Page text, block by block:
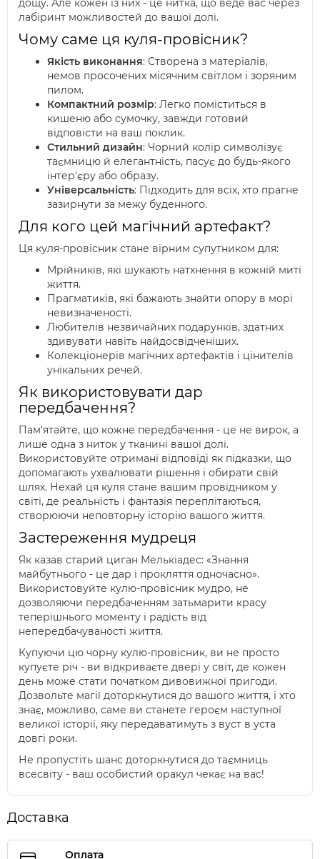
дощу. Але кожен із них - це нитка, що веде вас через
лабіринт можливостей до вашої долі.
Чому саме ця куля-провісник?
Якість виконання: Створена з матеріалів,
немов просочених місячним світлом і зоряним
пилом.
Компактний розмір: Легко поміститься в
кишеню або сумочку, завжди готовий
відповісти на ваш поклик.
Стильний дизайн: Чорний колір символізує
таємницю й елегантність, пасує до будь-якого
інтер'єру або образу.
Універсальність: Підходить для всіх, хто прагне
зазирнути за межу буденного.
Для кого цей магічний артефакт?
Ця куля-провісник стане вірним супутником для:
Мрійників, які шукають натхнення в кожній миті
життя.
Прагматиків, які бажають знайти опору в морі
невизначеності.
Любителів незвичайних подарунків, здатних
здивувати навіть найдосвідченіших.
Колекціонерів магічних артефактів і цінителів
унікальних речей.
Як використовувати дар
передбачення?
Пам'ятайте, що кожне передбачення - це не вирок, а
лише одна з ниток у тканині вашої долі.
Використовуйте отримані відповіді як підказки, що
допомагають ухвалювати рішення і обирати свій
шлях. Нехай ця куля стане вашим провідником у
світі, де реальність і фантазія переплітаються,
створюючи неповторну історію вашого життя.
Застереження мудреця
Як казав старий циган Мелькіадес: «Знання
майбутнього - це дар і прокляття одночасно».
Використовуйте кулю-провісник мудро, не
дозволяючи передбаченням затьмарити красу
теперішнього моменту і радість від
непередбачуваності життя.
Купуючи цю чорну кулю-провісник, ви не просто
купуєте річ - ви відкриваєте двері у світ, де кожен
день може стати початком дивовижної пригоди.
Дозвольте магії доторкнутися до вашого життя, і хто
знає, можливо, саме ви станете героєм наступної
великої історії, яку передаватимуть з вуст в уста
довгі роки.
Не пропустіть шанс доторкнутися до таємниць
всесвіту - ваш особистий оракул чекає на вас!
Доставка
Оплата